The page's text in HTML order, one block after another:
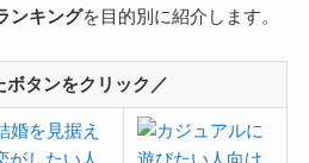
ンキングを目的別に紹介します。
ボタンをクリック／